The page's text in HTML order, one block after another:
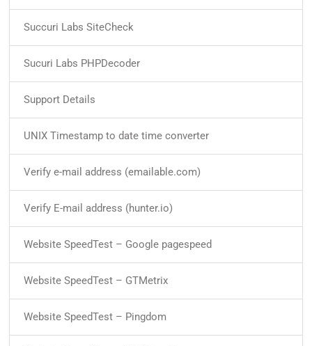
Succuri Labs SiteCheck
Sucuri Labs PHPDecoder
Support Details
UNIX Timestamp to date time converter
Verify e-mail address (emailable.com)
Verify E-mail address (hunter.io)
Website SpeedTest – Google pagespeed
Website SpeedTest – GTMetrix
Website SpeedTest – Pingdom